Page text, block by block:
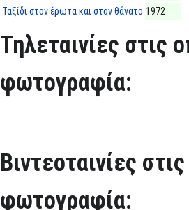
Ταξίδι στον έρωτα και στον θάνατο 1972
Τηλεταινίες στις
φωτογραφία:
Βιντεοταινίες
φωτογραφία: